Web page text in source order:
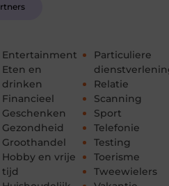
Entertainment
Eten en
drinken
Financieel
Geschenken
Gezondheid
Groothandel
Hobby en vrije
tijd
Particuliere
Relatie
Scanning
Sport
Telefonie
Testing
Toerisme
Tweewielers